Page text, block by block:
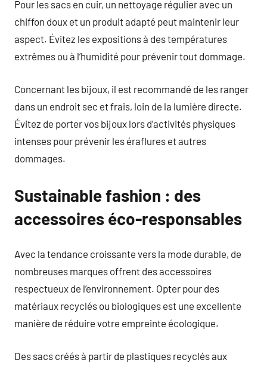
Pour les sacs en cuir, un nettoyage régulier avec un
chiffon doux et un produit adapté peut maintenir leur
aspect. Évitez les expositions à des températures
extrêmes ou à l’humidité pour prévenir tout dommage.
Concernant les bijoux, il est recommandé de les ranger
dans un endroit sec et frais, loin de la lumière directe.
Évitez de porter vos bijoux lors d’activités physiques
intenses pour prévenir les éraflures et autres
dommages.
Sustainable fashion : des
accessoires éco-responsables
Avec la tendance croissante vers la mode durable, de
nombreuses marques offrent des accessoires
respectueux de l’environnement. Opter pour des
matériaux recyclés ou biologiques est une excellente
manière de réduire votre empreinte écologique.
Des sacs créés à partir de plastiques recyclés aux